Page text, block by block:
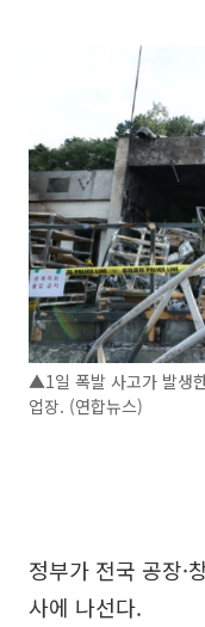
▲1일 폭발 사고가 발생
업장. (연합뉴스)
정부가 전국 공장·
사에 나선다.